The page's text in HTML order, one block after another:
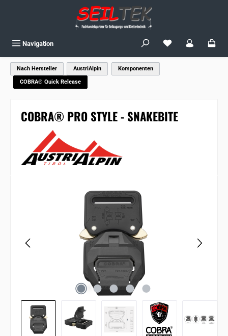
Navigation Du hast 0
Nach Hersteller AustriAlpin
Komponenten
COBRA® Quick Release
COBRA® PRO STYLE - SNAKEBITE